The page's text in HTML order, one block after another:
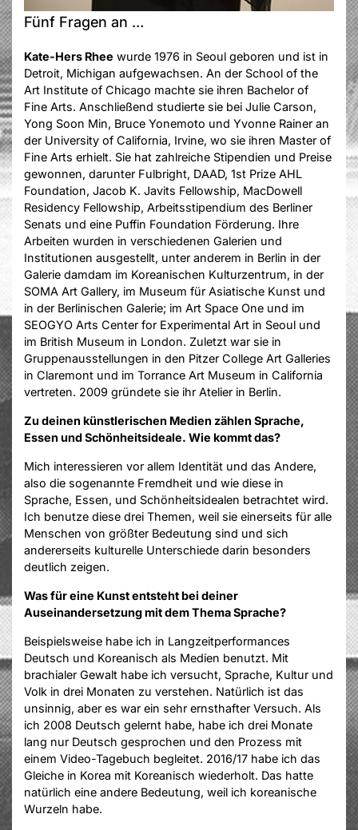
Fünf Fragen an …
Kate-Hers Rhee wurde 1976 in Seoul geboren und ist in
Detroit, Michigan aufgewachsen. An der School of the
Art Institute of Chicago machte sie ihren Bachelor of
Fine Arts. Anschließend studierte sie bei Julie Carson,
Yong Soon Min, Bruce Yonemoto und Yvonne Rainer an
der University of California, Irvine, wo sie ihren Master of
Fine Arts erhielt. Sie hat zahlreiche Stipendien und Preise
gewonnen, darunter Fulbright, DAAD, 1st Prize AHL
Foundation, Jacob K. Javits Fellowship, MacDowell
Residency Fellowship, Arbeitsstipendium des Berliner
Senats und eine Puffin Foundation Förderung. Ihre
Arbeiten wurden in verschiedenen Galerien und
Institutionen ausgestellt, unter anderem in Berlin in der
Galerie damdam im Koreanischen Kulturzentrum, in der
SOMA Art Gallery, im Museum für Asiatische Kunst und
in der Berlinischen Galerie; im Art Space One und im
SEOGYO Arts Center for Experimental Art in Seoul und
im British Museum in London. Zuletzt war sie in
Gruppenausstellungen in den Pitzer College Art Galleries
in Claremont und im Torrance Art Museum in California
vertreten. 2009 gründete sie ihr Atelier in Berlin.
Zu deinen künstlerischen Medien zählen Sprache,
Essen und Schönheitsideale. Wie kommt das?
Mich interessieren vor allem Identität und das Andere,
also die sogenannte Fremdheit und wie diese in
Sprache, Essen, und Schönheitsidealen betrachtet wird.
Ich benutze diese drei Themen, weil sie einerseits für alle
Menschen von größter Bedeutung sind und sich
andererseits kulturelle Unterschiede darin besonders
deutlich zeigen.
Was für eine Kunst entsteht bei deiner
Auseinandersetzung mit dem Thema Sprache?
Beispielsweise habe ich in Langzeitperformances
Deutsch und Koreanisch als Medien benutzt. Mit
brachialer Gewalt habe ich versucht, Sprache, Kultur und
Volk in drei Monaten zu verstehen. Natürlich ist das
unsinnig, aber es war ein sehr ernsthafter Versuch. Als
ich 2008 Deutsch gelernt habe, habe ich drei Monate
lang nur Deutsch gesprochen und den Prozess mit
einem Video-Tagebuch begleitet. 2016/17 habe ich das
Gleiche in Korea mit Koreanisch wiederholt. Das hatte
natürlich eine andere Bedeutung, weil ich koreanische
Wurzeln habe.